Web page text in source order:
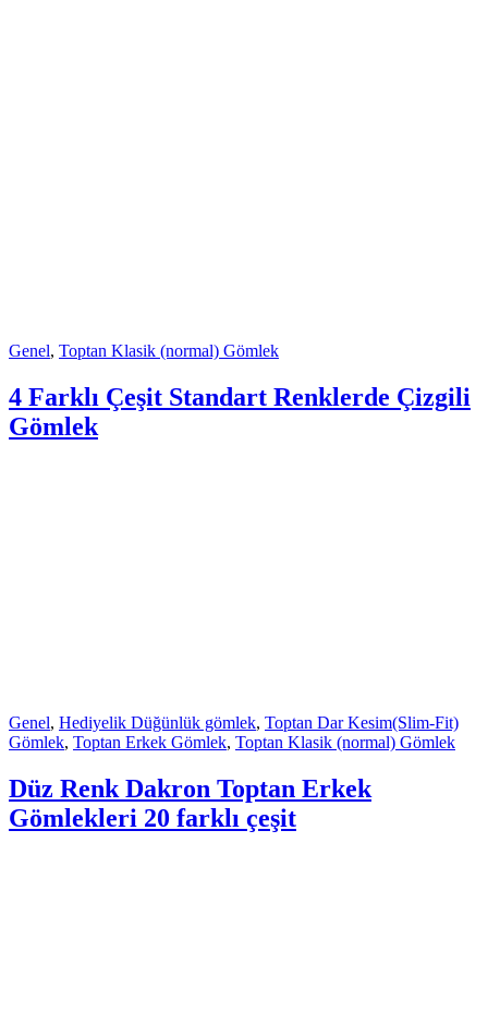
Genel, Toptan Klasik (normal) Gömlek
4 Farklı Çeşit Standart Renklerde Çizgili
Gömlek
Genel, Hediyelik Düğünlük gömlek, Toptan Dar Kesim(Slim-Fit)
Gömlek, Toptan Erkek Gömlek, Toptan Klasik (normal) Gömlek
Düz Renk Dakron Toptan Erkek
Gömlekleri 20 farklı çeşit